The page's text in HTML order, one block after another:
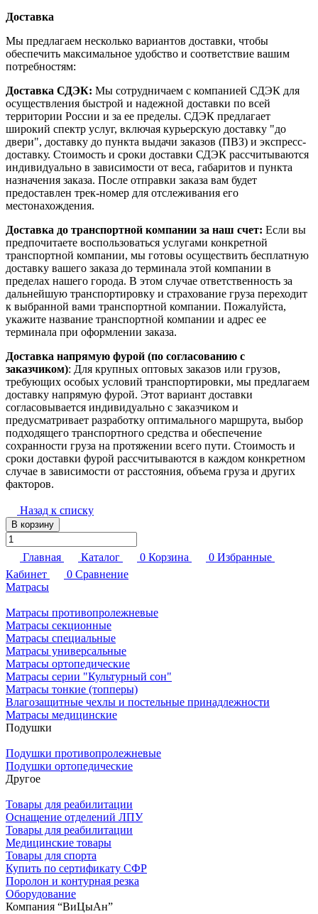
Доставка
Мы предлагаем несколько вариантов доставки, чтобы
обеспечить максимальное удобство и соответствие вашим
потребностям:
Доставка СДЭК: Мы сотрудничаем с компанией СДЭК для
осуществления быстрой и надежной доставки по всей
территории России и за ее пределы. СДЭК предлагает
широкий спектр услуг, включая курьерскую доставку "до
двери", доставку до пункта выдачи заказов (ПВЗ) и экспресс-
доставку. Стоимость и сроки доставки СДЭК рассчитываются
индивидуально в зависимости от веса, габаритов и пункта
назначения заказа. После отправки заказа вам будет
предоставлен трек-номер для отслеживания его
местонахождения.
Доставка до транспортной компании за наш счет: Если вы
предпочитаете воспользоваться услугами конкретной
транспортной компании, мы готовы осуществить бесплатную
доставку вашего заказа до терминала этой компании в
пределах нашего города. В этом случае ответственность за
дальнейшую транспортировку и страхование груза переходит
к выбранной вами транспортной компании. Пожалуйста,
укажите название транспортной компании и адрес ее
терминала при оформлении заказа.
Доставка напрямую фурой (по согласованию с
заказчиком): Для крупных оптовых заказов или грузов,
требующих особых условий транспортировки, мы предлагаем
доставку напрямую фурой. Этот вариант доставки
согласовывается индивидуально с заказчиком и
предусматривает разработку оптимального маршрута, выбор
подходящего транспортного средства и обеспечение
сохранности груза на протяжении всего пути. Стоимость и
сроки доставки фурой рассчитываются в каждом конкретном
случае в зависимости от расстояния, объема груза и других
факторов.
Назад к списку
В корзину
Главная Каталог 0 Корзина 0 Избранные
Кабинет
0 Сравнение
Матрасы
Матрасы противопролежневые
Матрасы секционные
Матрасы специальные
Матрасы универсальные
Матрасы ортопедические
Матрасы серии "Культурный сон"
Матрасы тонкие (топперы)
Влагозащитные чехлы и постельные принадлежности
Матрасы медицинские
Подушки
Подушки противопролежневые
Подушки ортопедические
Другое
Товары для реабилитации
Оснащение отделений ЛПУ
Товары для реабилитации
Медицинские товары
Товары для спорта
Купить по сертификату СФР
Поролон и контурная резка
Оборудование
Компания “ВиЦыАн”